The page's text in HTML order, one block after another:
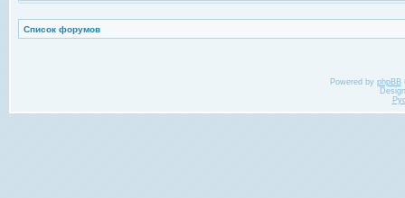
Список форумов
Powered by phpBB